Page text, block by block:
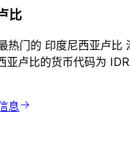
比
热门的 印度尼西亚卢比
亚卢比的货币代码为
息